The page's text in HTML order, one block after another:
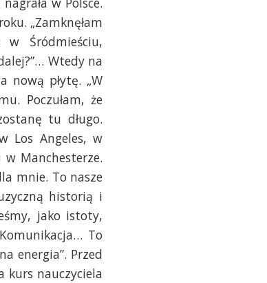
„Zamknęłam
Śródmieściu,
Wtedy na
nową płytę. „W
Poczułam, że
tu długo.
Los Angeles, w
w Manchesterze.
mnie. To nasze
historią i
jako istoty,
To
energia”. Przed
kurs nauczyciela